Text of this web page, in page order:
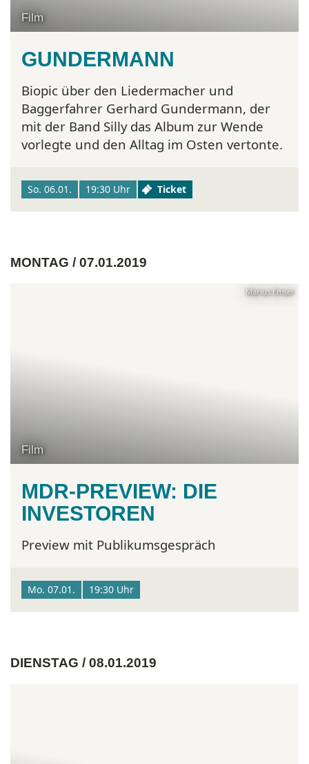
Film
GUNDERMANN
Biopic über den Liedermacher und
Baggerfahrer Gerhard Gundermann, der
mit der Band Silly das Album zur Wende
vorlegte und den Alltag im Osten vertonte.
So. 06.01. 19:30 Uhr Ticket
MONTAG / 07.01.2019
Marius Emsel
Film
MDR-PREVIEW: DIE
INVESTOREN
Preview mit Publikumsgespräch
Mo. 07.01. 19:30 Uhr
DIENSTAG / 08.01.2019